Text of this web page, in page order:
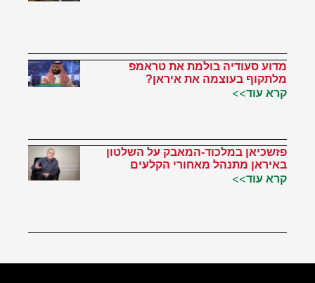
מדוע סעודיה בולמת את טראמפ
מלתקוף בעוצמה את איראן?
קרא עוד>>
פזשכיאן במלכוד-המאבק על השלטון
באיראן מתנהל מאחורי הקלעים
קרא עוד>>